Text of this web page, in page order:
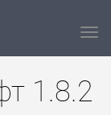
1.8.2